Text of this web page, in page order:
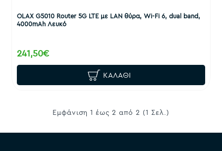
OLAX G5010 Router 5G LTE με LAN θύρα, Wi-Fi 6, dual band,
4000mAh Λευκό
241,50€
ΚΑΛΆΘΙ
Εμφάνιση 1 έως 2 από 2 (1 Σελ.)